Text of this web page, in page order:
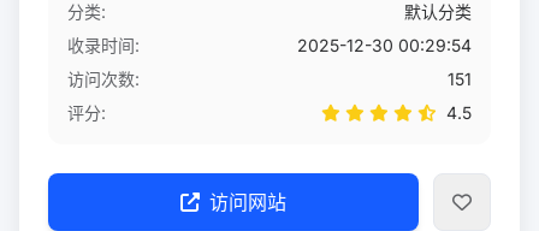
自助广告
分类:
默认分类
收录时间:
2025-12-30 00:29:54
访问次数:
151
评分:
4.5
访问网站